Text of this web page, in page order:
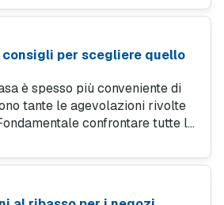
per scegliere quello
è spesso più conveniente di
tante le agevolazioni rivolte
confrontare tutte le